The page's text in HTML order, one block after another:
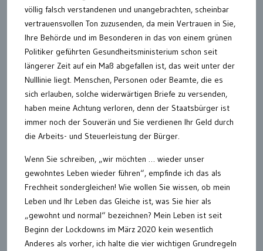
völlig falsch verstandenen und unangebrachten, scheinbar
vertrauensvollen Ton zuzusenden, da mein Vertrauen in Sie,
Ihre Behörde und im Besonderen in das von einem grünen
Politiker geführten Gesundheitsministerium schon seit
längerer Zeit auf ein Maß abgefallen ist, das weit unter der
Nulllinie liegt. Menschen, Personen oder Beamte, die es
sich erlauben, solche widerwärtigen Briefe zu versenden,
haben meine Achtung verloren, denn der Staatsbürger ist
immer noch der Souverän und Sie verdienen Ihr Geld durch
die Arbeits- und Steuerleistung der Bürger.
Wenn Sie schreiben, „wir möchten … wieder unser
gewohntes Leben wieder führen“, empfinde ich das als
Frechheit sondergleichen! Wie wollen Sie wissen, ob mein
Leben und Ihr Leben das Gleiche ist, was Sie hier als
„gewohnt und normal“ bezeichnen? Mein Leben ist seit
Beginn der Lockdowns im März 2020 kein wesentlich
Anderes als vorher, ich halte die vier wichtigen Grundregeln